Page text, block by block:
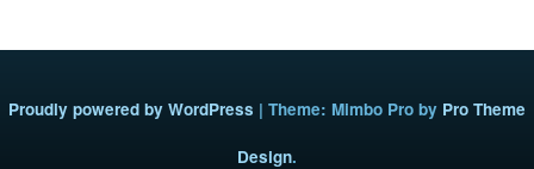
Proudly powered by WordPress | Theme: Mimbo Pro by Pro Theme
Design.